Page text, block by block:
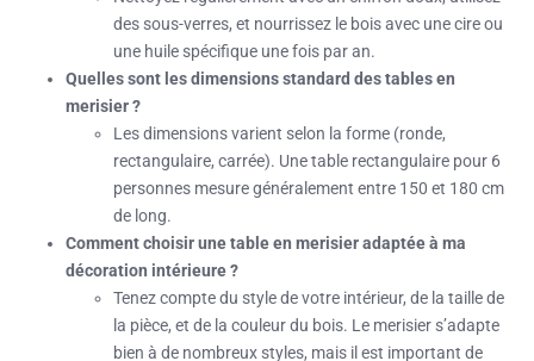
des sous-verres, et nourrissez le bois avec une cire ou
une huile spécifique une fois par an.
Quelles sont les dimensions standard des tables en
merisier ?
Les dimensions varient selon la forme (ronde,
rectangulaire, carrée). Une table rectangulaire pour 6
personnes mesure généralement entre 150 et 180 cm
de long.
Comment choisir une table en merisier adaptée à ma
décoration intérieure ?
Tenez compte du style de votre intérieur, de la taille de
la pièce, et de la couleur du bois. Le merisier s’adapte
bien à de nombreux styles, mais il est important de